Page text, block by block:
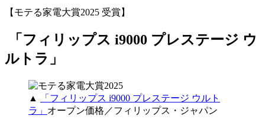
【モテる家電大賞2025 受賞】
「フィリップス i9000 プレステージ ウ
ルトラ」
▲
「フィリップス i9000 プレステージ ウルト
ラ」 オープン価格／フィリップス・ジャパン